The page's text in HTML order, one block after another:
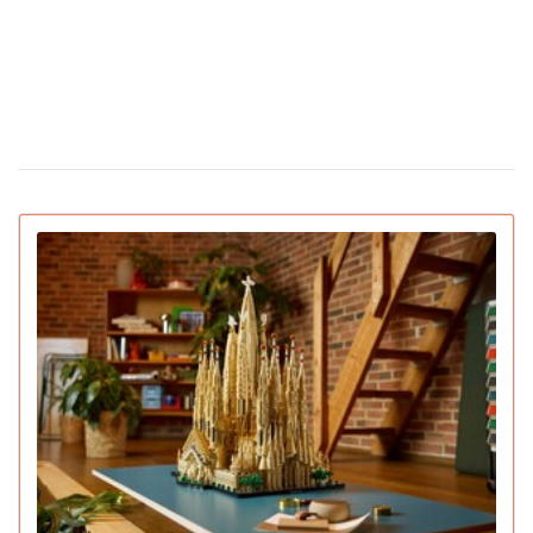
15 вмираючих професій, яким загрожує
16 грудня 16:22
Pantone назвав головний колір 2026 року:
символізує спокій (відео)
15 грудня 14:31
Deep Plane Facelift: новий б'юті-фаворит
українських зірок і не тільки
10 грудня 17:33 Pornhub підбив підсумки року: Україна в
топ-20 за переглядами
04 грудня 15:38
YouTube оголосив підсумки 2025 року:
найкращий блогер, подкаст, найпопулярніша тема та
музика
03 грудня 13:59 Ботокс став найпопулярнішою процедурою